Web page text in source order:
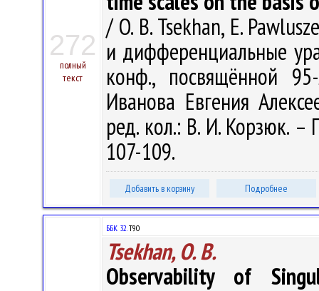
272
полный
текст
/ O. B. Tsekhan, E.
и дифференциальные
конф., посвящённой
Иванова Евгения
ред. кол.: В. И. Корзюк. –
107-109.
Добавить в корзину Подробнее
ББК 32.T90
Tsekhan, O. B.
Observability of